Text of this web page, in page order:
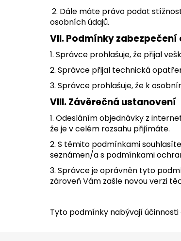
2. Dále máte právo podat
osobních údajů.
VII.Podmínky
1. Správce prohlašuje, že přijal
2. Správce přijal technická
3. Správce prohlašuje, že k
VIII.Závěrečná ustanovení
1. Odesláním objednávky z
že je v celém rozsahu přijímáte.
2. S těmito podmínkami
seznámen/a s podmínkami
3. Správce je oprávněn tyto
zároveň Vám zašle novou verzi
Tyto podmínky nabývají účinnosti
Z